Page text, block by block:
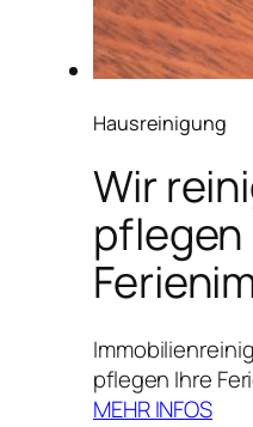
Hausreinigung
Wir
pflegen
pflegen Ihre
MEHR INFOS